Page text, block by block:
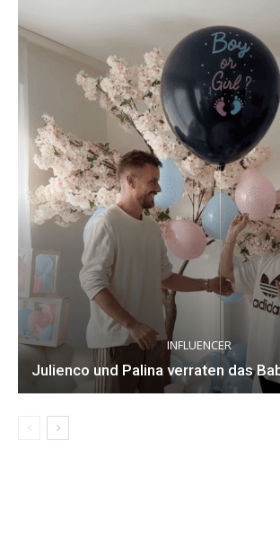
INFLUENCER
Julienco und Palina verraten das